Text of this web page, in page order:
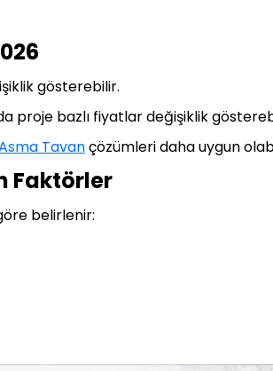
gösterebilir.
proje bazlı fiyatlar değişiklik
Tavançözümleri daha uygun
Faktörler
belirlenir: